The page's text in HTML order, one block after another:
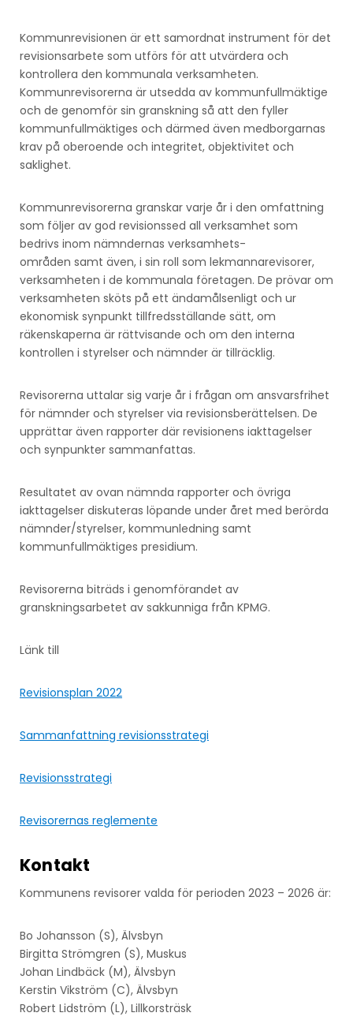
Kommunrevisionen är ett samordnat instrument för det
revisionsarbete som utförs för att utvärdera och
kontrollera den kommunala verksamheten.
Kommunrevisorerna är utsedda av kommunfullmäktige
och de genomför sin granskning så att den fyller
kommunfullmäktiges och därmed även medborgarnas
krav på oberoende och integritet, objektivitet och
saklighet.
Kommunrevisorerna granskar varje år i den omfattning
som följer av god revisionssed all verksamhet som
bedrivs inom nämndernas verksamhets-
områden samt även, i sin roll som lekmannarevisorer,
verksamheten i de kommunala företagen. De prövar om
verksamheten sköts på ett ändamålsenligt och ur
ekonomisk synpunkt tillfredsställande sätt, om
räkenskaperna är rättvisande och om den interna
kontrollen i styrelser och nämnder är tillräcklig.
Revisorerna uttalar sig varje år i frågan om ansvarsfrihet
för nämnder och styrelser via revisionsberättelsen. De
upprättar även rapporter där revisionens iakttagelser
och synpunkter sammanfattas.
Resultatet av ovan nämnda rapporter och övriga
iakttagelser diskuteras löpande under året med berörda
nämnder/styrelser, kommunledning samt
kommunfullmäktiges presidium.
Revisorerna biträds i genomförandet av
granskningsarbetet av sakkunniga från KPMG.
Länk till
Revisionsplan 2022
Sammanfattning revisionsstrategi
Revisionsstrategi
Revisorernas reglemente
Kontakt
Kommunens revisorer valda för perioden 2023 – 2026 är:
Bo Johansson (S), Älvsbyn
Birgitta Strömgren (S), Muskus
Johan Lindbäck (M), Älvsbyn
Kerstin Vikström (C), Älvsbyn
Robert Lidström (L), Lillkorsträsk